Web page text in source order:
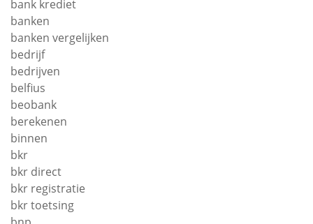
bank krediet
banken
banken vergelijken
bedrijf
bedrijven
belfius
beobank
berekenen
binnen
bkr
bkr direct
bkr registratie
bkr toetsing